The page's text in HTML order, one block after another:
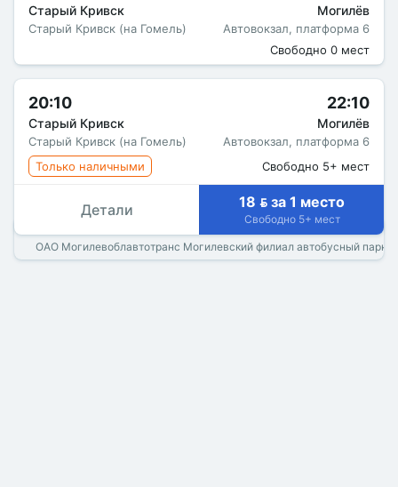
Старый Кривск
Старый Кривск (на Гомель)
Могилёв
Автовокзал, платформа 6
Свободно 0 мест
20:10
Старый Кривск
Старый Кривск (на Гомель)
22:10
Могилёв
Автовокзал, платформа 6
Только наличными
Свободно 5+ мест
Детали 18  за 1 место
Свободно 5+ мест
ОАО Могилевоблавтотранс Могилевский филиал автобусный парк